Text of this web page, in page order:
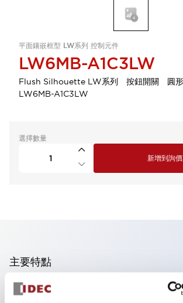
平面鑲嵌框型 LW系列 控制元件
LW6MB-A1C3LW
Flush Silhouette LW系列 按鈕開關 圓
LW6MB-A1C3LW
選擇數量
新增到詢
主要特點
可進行集合密著安裝